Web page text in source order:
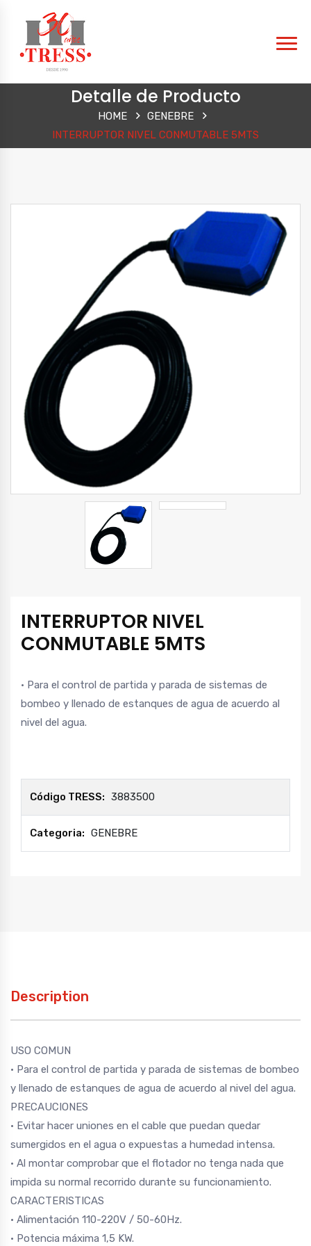
Detalle de Producto
HOME
GENEBRE
INTERRUPTOR NIVEL CONMUTABLE 5MTS
INTERRUPTOR NIVEL
CONMUTABLE 5MTS
• Para el control de partida y parada de sistemas de
bombeo y llenado de estanques de agua de acuerdo al
nivel del agua.
Código TRESS: 3883500
Categoria: GENEBRE
Description
USO COMUN
• Para el control de partida y parada de sistemas de bombeo
y llenado de estanques de agua de acuerdo al nivel del agua.
PRECAUCIONES
• Evitar hacer uniones en el cable que puedan quedar
sumergidos en el agua o expuestas a humedad intensa.
• Al montar comprobar que el flotador no tenga nada que
impida su normal recorrido durante su funcionamiento.
CARACTERISTICAS
• Alimentación 110-220V / 50-60Hz.
• Potencia máxima 1,5 KW.